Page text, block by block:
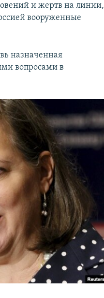
и жертв на линии,
вооруженные
назначенная
вопросами в